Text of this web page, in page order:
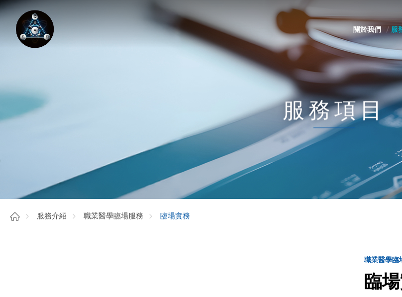
關於我們 服
服務項目
服務介紹 職業醫學臨場服務 臨場實務
職業醫學臨
臨